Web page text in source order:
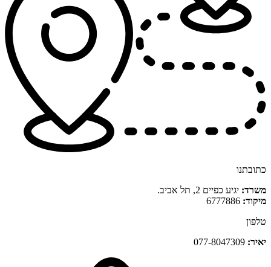
כתובתנו
משרד: יגיע כפיים 2, תל אביב.
מיקוד:
טלפון
יאיר: